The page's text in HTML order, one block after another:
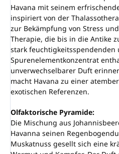
Havana mit seinem
inspiriert von der
zur Bekämpfung von Stress
Therapie, die bis in die Antike
stark
Spurenelementkonzentrat
unverwechselbarer Duft
macht Havana zu einer
exotischen Referenzen.
Olfaktorische Pyramide:
Die Mischung aus
Havanna seinen
Muskatnuss gesellt sich eine